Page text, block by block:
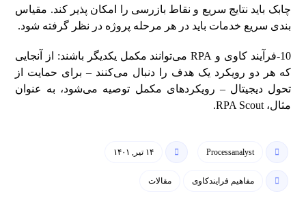
چابک باید نتایج سریع و نقاط بازرسی را امکان پذیر کند. مقیاس
بندی سریع خدمات باید در هر مرحله پروژه در نظر گرفته شود.
10-فرآیند کاوی و RPA می‌توانند مکمل یکدیگر باشند: از آنجایی
که هر دو رویکرد یک هدف را دنبال می‌کنند – برای حمایت از
تحول دیجیتال – رویکردهای مکمل توصیه می‌شود، به عنوان
مثال، RPA Scout.
Processanalyst ۱۴ تیر, ۱۴۰۱
مفاهیم فرایندکاوی مقالات